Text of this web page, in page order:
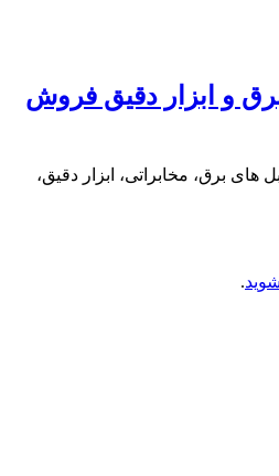
و ابزار دقیق فروش
های برق، مخابراتی، ابزار دقیق،
.